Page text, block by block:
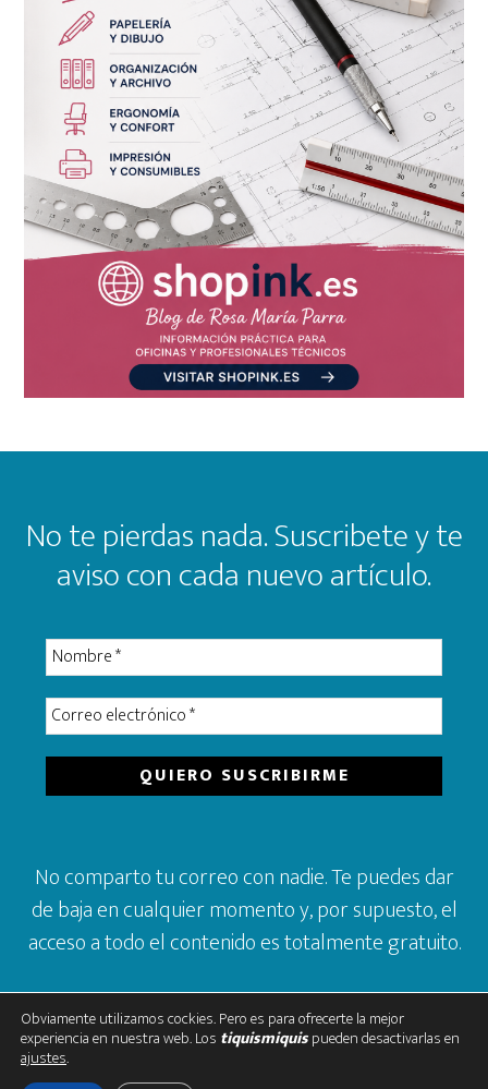
Footer
No te pierdas nada. Suscribete y te
aviso con cada nuevo artículo.
No comparto tu correo con nadie. Te puedes dar
de baja en cualquier momento y, por supuesto, el
acceso a todo el contenido es totalmente gratuito.
Obviamente utilizamos cockies. Pero es para ofrecerte la mejor
experiencia en nuestra web. Los tiquismiquispueden desactivarlas en
ajustes.